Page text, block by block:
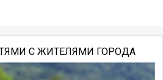
С ЖИТЕЛЯМИ ГОРОДА